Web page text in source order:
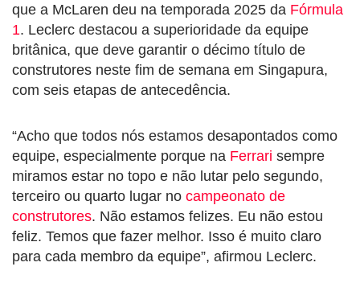
que a McLaren deu na temporada 2025 da Fórmula
1. Leclerc destacou a superioridade da equipe
britânica, que deve garantir o décimo título de
construtores neste fim de semana em Singapura,
com seis etapas de antecedência.
“Acho que todos nós estamos desapontados como
equipe, especialmente porque na Ferrari sempre
miramos estar no topo e não lutar pelo segundo,
terceiro ou quarto lugar no campeonato de
construtores. Não estamos felizes. Eu não estou
feliz. Temos que fazer melhor. Isso é muito claro
para cada membro da equipe”, afirmou Leclerc.